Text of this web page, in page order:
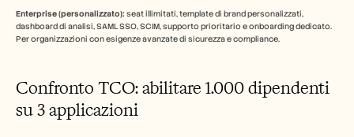
Enterprise (personalizzato): seat illimitati, template di brand personalizzati,
dashboard di analisi, SAML SSO, SCIM, supporto prioritario e onboarding dedicato.
Per organizzazioni con esigenze avanzate di sicurezza e compliance.
Confronto TCO: abilitare 1.000 dipendenti
su 3 applicazioni